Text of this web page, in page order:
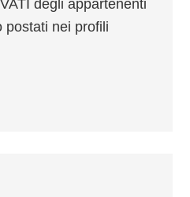
degli appartenenti
postati nei profili